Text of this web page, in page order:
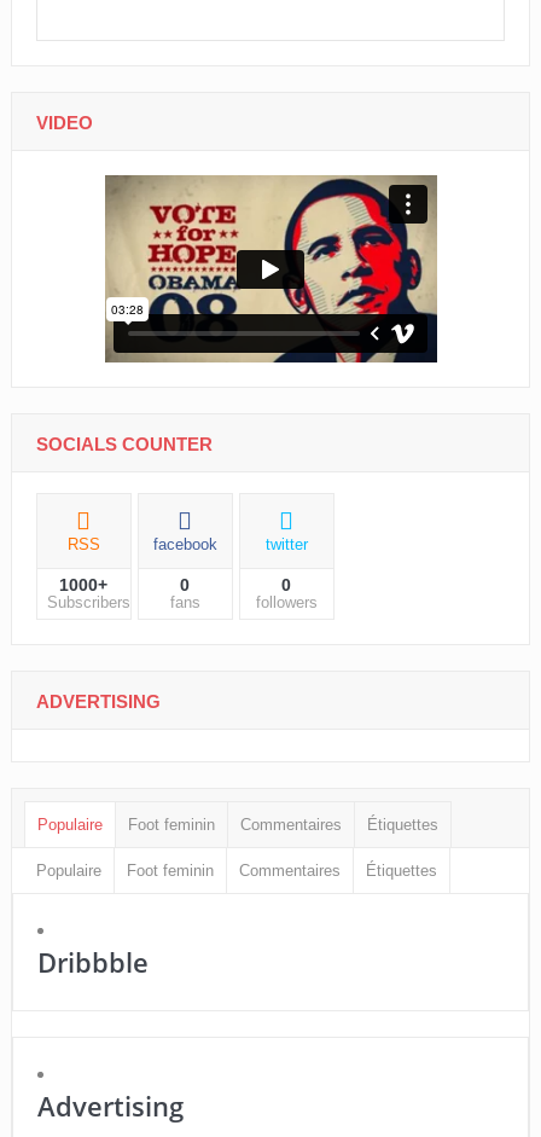
VIDEO
SOCIALS COUNTER
RSS
1000+
Subscribers
facebook
0
fans
twitter
0
followers
ADVERTISING
Populaire Foot feminin Commentaires Étiquettes
Populaire Foot feminin Commentaires Étiquettes
Dribbble
Advertising